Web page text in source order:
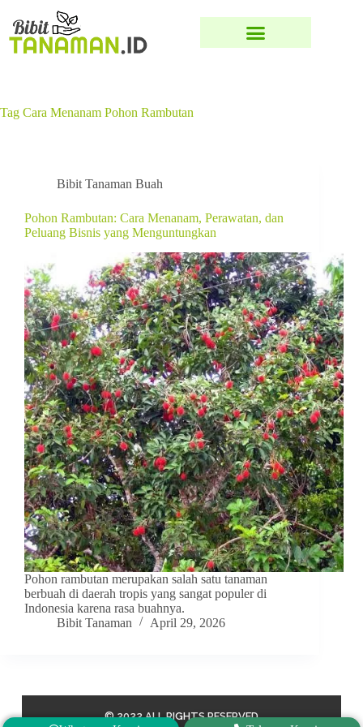
Tag Cara Menanam Pohon Rambutan
Bibit Tanaman Buah
Pohon Rambutan: Cara Menanam, Perawatan, dan
Peluang Bisnis yang Menguntungkan
Pohon rambutan merupakan salah satu tanaman
berbuah di daerah tropis yang sangat populer di
Indonesia karena rasa buahnya.
Bibit Tanaman
April 29, 2026
© 2022 ALL RIGHTS RESERVED